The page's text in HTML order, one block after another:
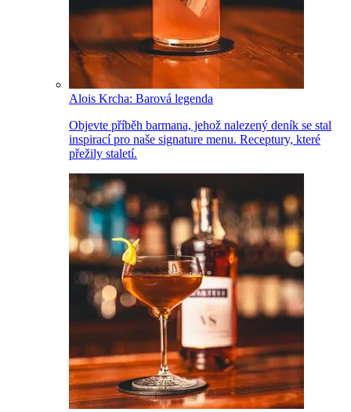
Alois Krcha: Barová legenda
Objevte příběh barmana, jehož nalezený deník se stal
inspirací pro naše signature menu. Receptury, které
přežily staletí.